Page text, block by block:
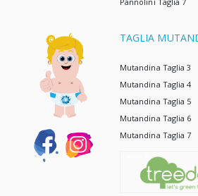
TAGLIA
Mutandina Taglia 3
Mutandina Taglia 4
Mutandina Taglia 5
Mutandina Taglia 6
Mutandina Taglia 7